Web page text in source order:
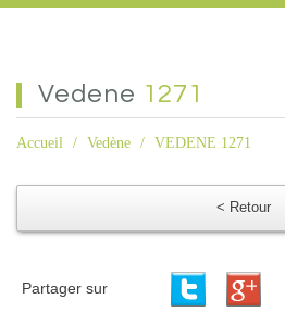
vedene 1271
Accueil Vedène VEDENE 1271
< Retour
Partager sur